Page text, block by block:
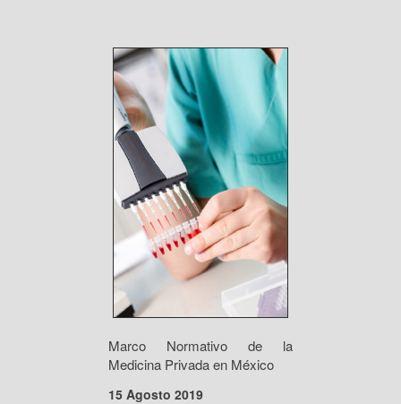
Marco Normativo de la
Medicina Privada en México
15 Agosto 2019